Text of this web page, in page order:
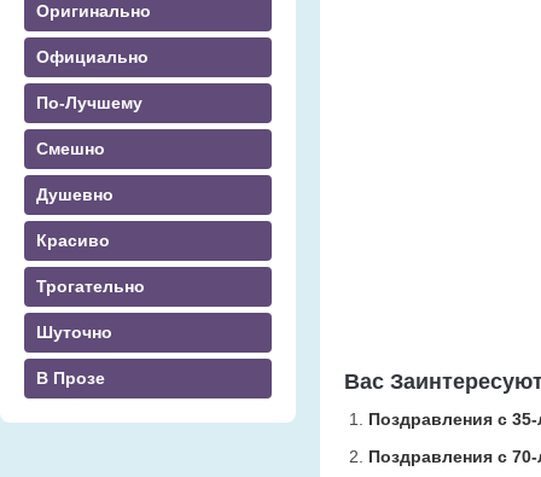
Оригинально
Официально
По-Лучшему
Смешно
Душевно
Красиво
Трогательно
Шуточно
В Прозе Вас
Поздравления с
Поздравления с